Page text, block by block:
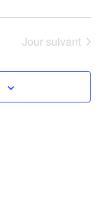
vues
Jour suivant